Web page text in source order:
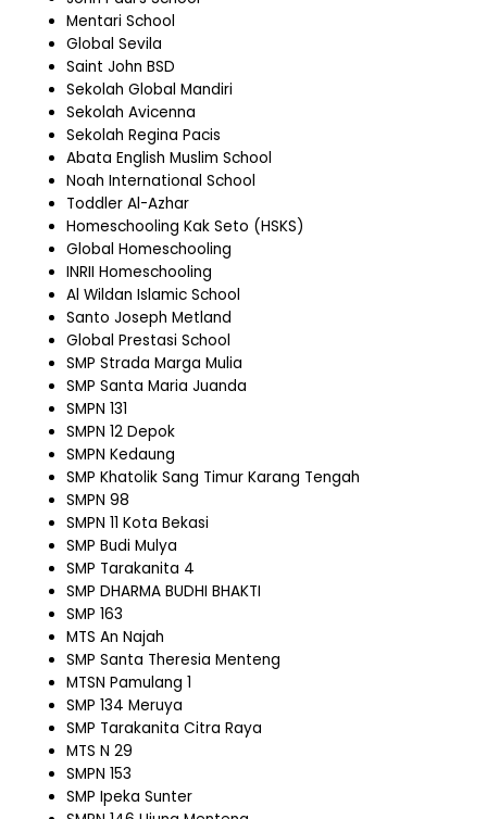
Mentari School
Global Sevila
Saint John BSD
Sekolah Global Mandiri
Sekolah Avicenna
Sekolah Regina Pacis
Abata English Muslim School
Noah International School
Toddler Al-Azhar
Homeschooling Kak Seto (HSKS)
Global Homeschooling
INRII Homeschooling
Al Wildan Islamic School
Santo Joseph Metland
Global Prestasi School
SMP Strada Marga Mulia
SMP Santa Maria Juanda
SMPN 131
SMPN 12 Depok
SMPN Kedaung
SMP Khatolik Sang Timur Karang Tengah
SMPN 98
SMPN 11 Kota Bekasi
SMP Budi Mulya
SMP Tarakanita 4
SMP DHARMA BUDHI BHAKTI
SMP 163
MTS An Najah
SMP Santa Theresia Menteng
MTSN Pamulang 1
SMP 134 Meruya
SMP Tarakanita Citra Raya
MTS N 29
SMPN 153
SMP Ipeka Sunter